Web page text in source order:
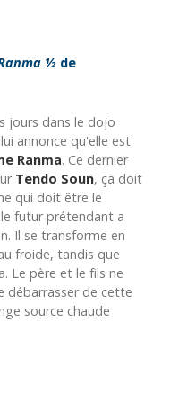
½ de
jours dans le dojo
annonce qu'elle est
Ranma. Ce dernier
Tendo Soun, ça doit
qui doit être le
futur prétendant a
Il se transforme en
froide, tandis que
Le père et le fils ne
débarrasser de cette
source chaude